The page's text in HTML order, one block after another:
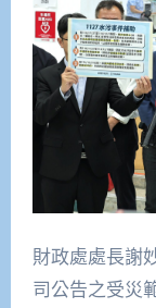
財政處處長謝
司公告之受災